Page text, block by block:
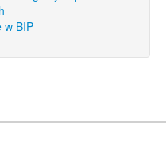
w BIP